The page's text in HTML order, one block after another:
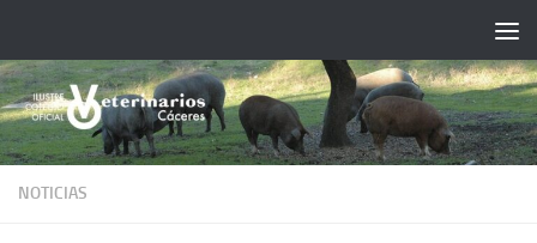
NOTICIAS